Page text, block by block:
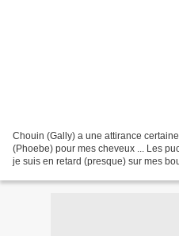
Chouin (Gally) a une attirance
(Phoebe) pour mes cheveux ... Les
je suis en retard (presque) sur mes